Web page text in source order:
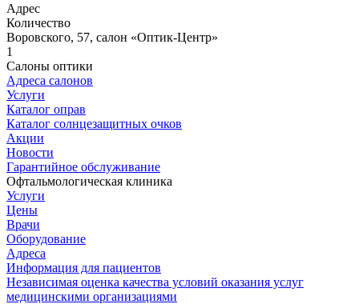
Адрес
Количество
Воровского, 57, салон «Оптик-Центр»
1
Салоны оптики
Адреса салонов
Услуги
Каталог оправ
Каталог солнцезащитных очков
Акции
Новости
Гарантийное обслуживание
Офтальмологическая клиника
Услуги
Цены
Врачи
Оборудование
Адреса
Информация для пациентов
Независимая оценка качества условий оказания услуг
медицинскими организациями